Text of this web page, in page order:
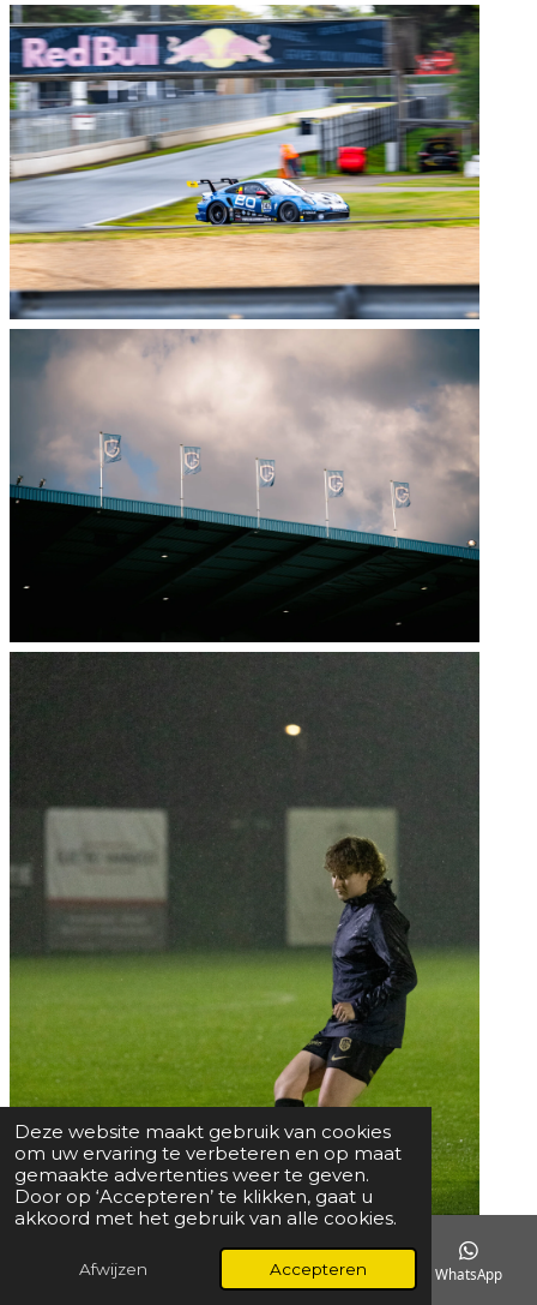
Deze website maakt gebruik van cookies
om uw ervaring te verbeteren en op maat
gemaakte advertenties weer te geven.
Door op ‘Accepteren’ te klikken, gaat u
akkoord met het gebruik van alle cookies.
Afwijzen Accepteren
E-mailadres Telefoonnummer Instagram WhatsApp